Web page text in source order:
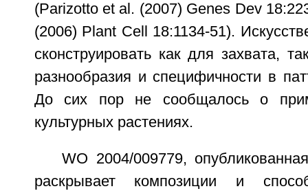
(Parizotto et al. (2007) Genes Dev
(2006) Plant Cell 18:1134-51).
сконструировать как для захвата,
разнообразия и специфичности в
До сих пор не сообщалось о
культурных растениях.
WO 2004/009779,
раскрывает композиции и